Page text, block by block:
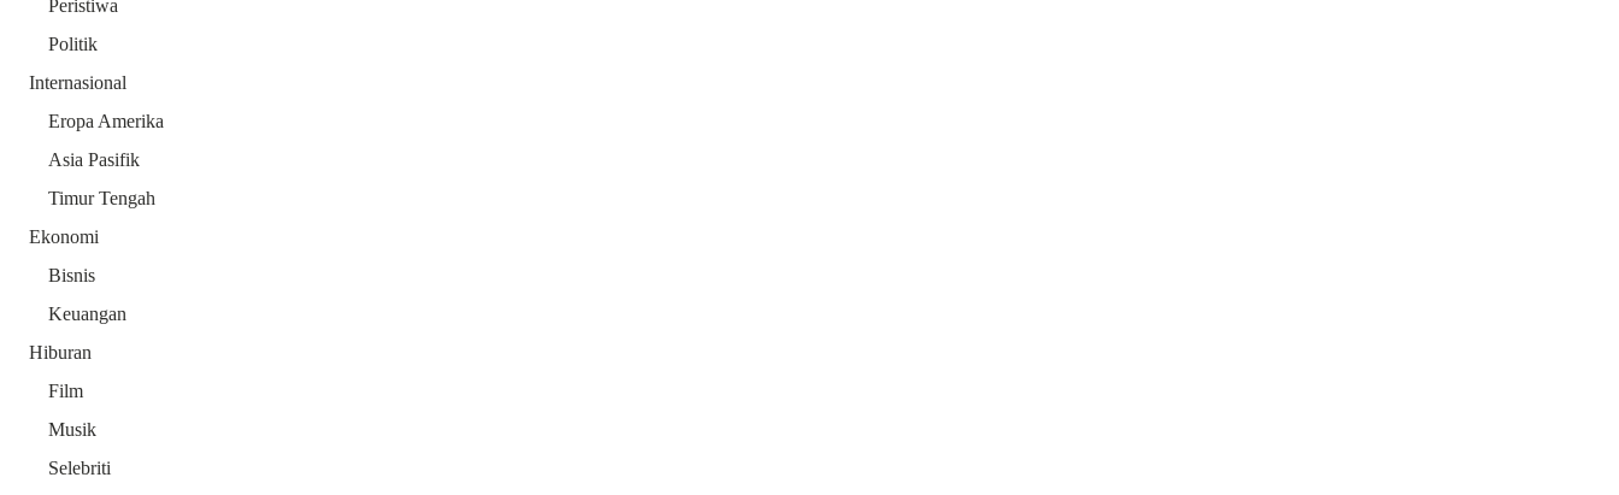
Peristiwa
Politik
Internasional
Eropa Amerika
Asia Pasifik
Timur Tengah
Ekonomi
Bisnis
Keuangan
Hiburan
Film
Musik
Selebriti